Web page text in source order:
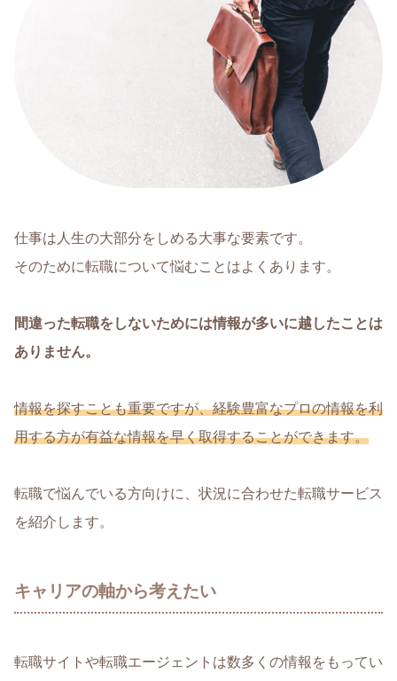
仕事は人生の大部分をしめる大事な要素です。
そのために転職について悩むことはよくあります。
間違った転職をしないためには情報が多いに越したことは
ありません。
情報を探すことも重要ですが、経験豊富なプロの情報を利
用する方が有益な情報を早く取得することができます。
転職で悩んでいる方向けに、状況に合わせた転職サービス
を紹介します。
キャリアの軸から考えたい
転職サイトや転職エージェントは数多くの情報をもってい